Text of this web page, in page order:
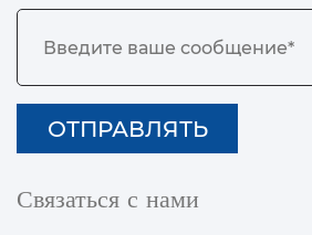
Связаться с нами